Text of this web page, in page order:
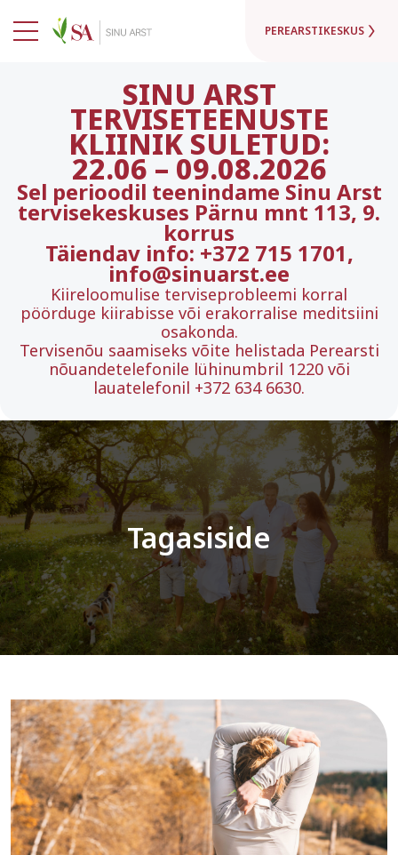
PEREARSTIKESKUS
SINU ARST
TERVISETEENUSTE
KLIINIK SULETUD:
22.06 – 09.08.2026
Sel perioodil teenindame Sinu Arst
tervisekeskuses Pärnu mnt 113, 9.
korrus
Täiendav info: +372 715 1701,
info@sinuarst.ee
Kiireloomulise terviseprobleemi korral
pöörduge kiirabisse või erakorralise meditsiini
osakonda.
Tervisenõu saamiseks võite helistada Perearsti
nõuandetelefonile lühinumbril 1220 või
lauatelefonil +372 634 6630.
Tagasiside